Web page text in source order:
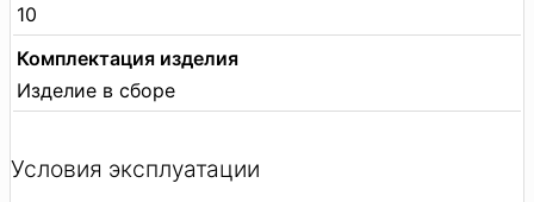
10
Комплектация изделия
Изделие в сборе
Условия эксплуатации